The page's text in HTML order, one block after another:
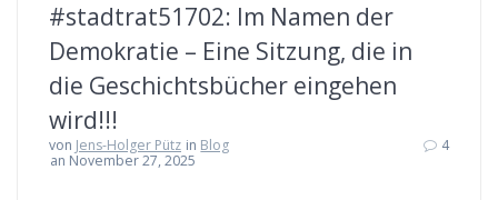
#stadtrat51702: Im Namen der
Demokratie – Eine Sitzung, die in
die Geschichtsbücher eingehen
wird!!!
von Jens-Holger Pütz in Blog
an November 27, 2025
4